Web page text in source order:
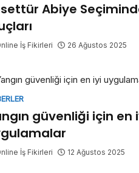
Abiye
İş Fikirleri 26 Ağustos 2025
güvenliği için en
İş Fikirleri 12 Ağustos 2025